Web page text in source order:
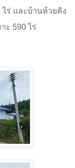
ไร่ และบ้านห้วยคิง
ะ 590 ไร่